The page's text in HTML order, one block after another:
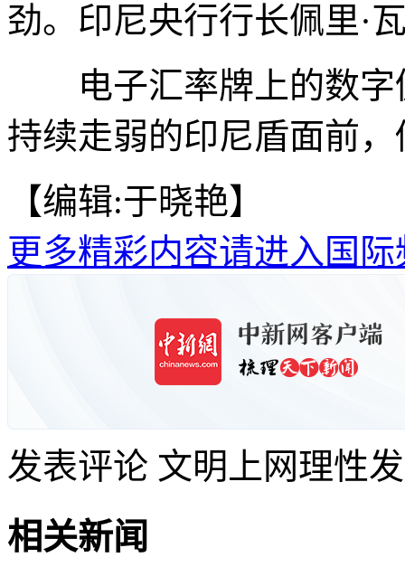
劲。印尼央行行长佩里·
电子汇率牌上的数字
持续走弱的印尼盾面前
【编辑:于晓艳】
更多精彩内容请进入国际
发表评论 文明上网理性
相关新闻